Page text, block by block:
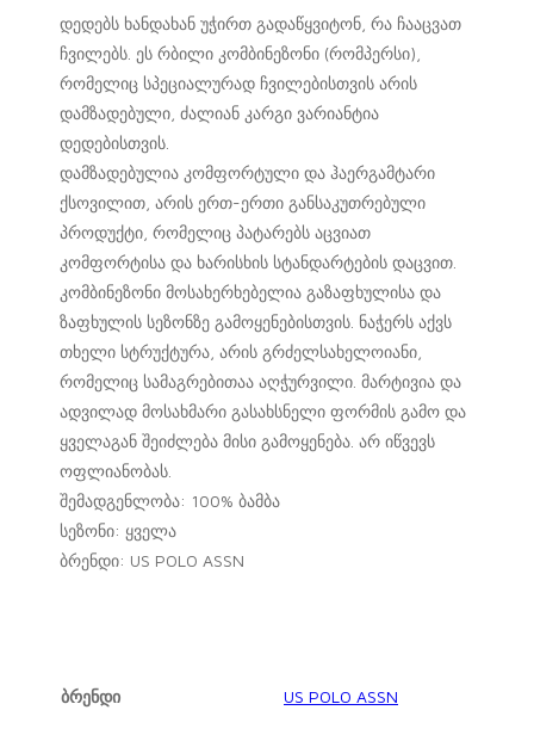
დედებს ხანდახან უჭირთ გადაწყვიტონ, რა ჩააცვათ
ჩვილებს. ეს რბილი კომბინეზონი (რომპერსი),
რომელიც სპეციალურად ჩვილებისთვის არის
დამზადებული, ძალიან კარგი ვარიანტია
დედებისთვის.
დამზადებულია კომფორტული და ჰაერგამტარი
ქსოვილით, არის ერთ-ერთი განსაკუთრებული
პროდუქტი, რომელიც პატარებს აცვიათ
კომფორტისა და ხარისხის სტანდარტების დაცვით.
კომბინეზონი მოსახერხებელია გაზაფხულისა და
ზაფხულის სეზონზე გამოყენებისთვის. ნაჭერს აქვს
თხელი სტრუქტურა, არის გრძელსახელოიანი,
რომელიც სამაგრებითაა აღჭურვილი. მარტივია და
ადვილად მოსახმარი გასახსნელი ფორმის გამო და
ყველაგან შეიძლება მისი გამოყენება. არ იწვევს
ოფლიანობას.
შემადგენლობა: 100% ბამბა
სეზონი: ყველა
ბრენდი: US POLO ASSN
ბრენდი US POLO ASSN